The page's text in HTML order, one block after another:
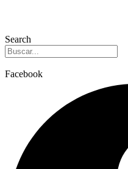
Search
Facebook